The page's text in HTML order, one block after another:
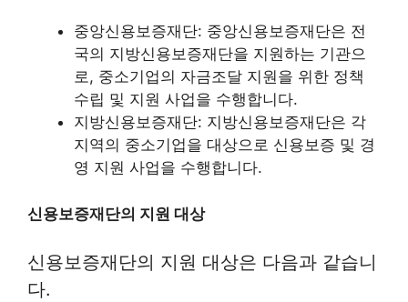
중앙신용보증재단: 중앙신용보증재단은 전
국의 지방신용보증재단을 지원하는 기관으
로, 중소기업의 자금조달 지원을 위한 정책
수립 및 지원 사업을 수행합니다.
지방신용보증재단: 지방신용보증재단은 각
지역의 중소기업을 대상으로 신용보증 및 경
영 지원 사업을 수행합니다.
신용보증재단의 지원 대상
신용보증재단의 지원 대상은 다음과 같습니
다.